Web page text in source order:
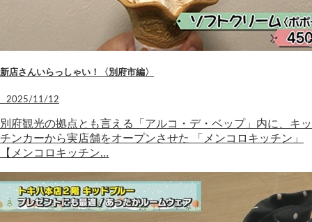
新店さんいらっしゃい！〈別府市編〉
2025/11/12
別府観光の拠点とも言える「アルコ・デ・ベップ」内に、キッ
チンカーから実店舗をオープンさせた 「メンコロキッチン」
【メンコロキッチン…